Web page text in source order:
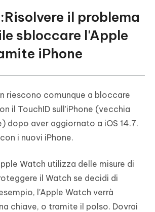
il problema
sbloccare l'Apple
iPhone
riescono comunque a bloccare
il TouchID sull'iPhone (vecchia
dopo aver aggiornato a iOS 14.7.
i nuovi iPhone.
Watch utilizza delle misure di
il Watch se decidi di
l'Apple Watch verrà
chiave, o tramite il polso. Dovrai